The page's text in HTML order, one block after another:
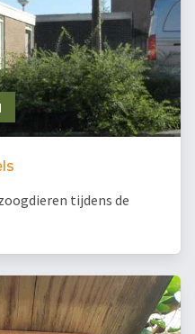
tijdens de